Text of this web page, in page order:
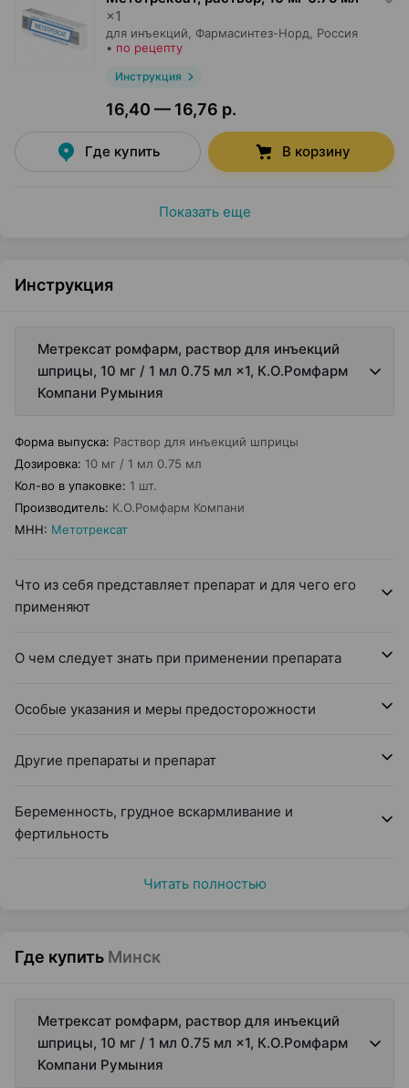
×1
для инъекций, Фармасинтез-Норд , Россия
• по рецепту
Инструкция
16,40 — 16,76 р.
Где купить В корзину
Показать еще
Инструкция
Метрексат ромфарм, раствор для инъекций
шприцы, 10 мг / 1 мл 0.75 мл ×1, К.О.Ромфарм
Компани Румыния
Форма выпуска: Раствор для инъекций шприцы
Дозировка: 10 мг / 1 мл 0.75 мл
Кол-во в упаковке: 1 шт.
Производитель: К.О.Ромфарм Компани
МНН: Метотрексат
Что из себя представляет препарат и для чего его
применяют
О чем следует знать при применении препарата
Особые указания и меры предосторожности
Другие препараты и препарат
Беременность, грудное вскармливание и
фертильность
Читать полностью
Где купить Минск
Метрексат ромфарм, раствор для инъекций
шприцы, 10 мг / 1 мл 0.75 мл ×1, К.О.Ромфарм
Компани Румыния